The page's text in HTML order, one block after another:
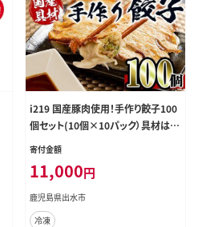
i219 国産豚肉使用！手作り餃子100
個セット(10個×10パック）具材は全
て安心安全な国産！一つ一つ手作り！
ビールのお供に相性抜群！ 餃子 ぎょ
うざ 冷凍 おかず 豚肉 国産 手作り
おつまみ 晩御飯 焼くだけ 簡単調理
安心安全【スーパーよしだ】
寄付金額
11,000円
鹿児島県出水市
冷凍